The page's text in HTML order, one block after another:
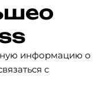
о
информацию о
с